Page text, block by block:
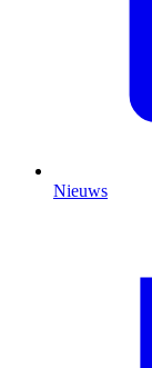
Nieuws